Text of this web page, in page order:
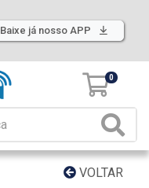
Baixe já nosso APP
0
VOLTAR